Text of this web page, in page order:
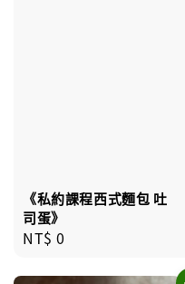
《私約課程西式麵包 吐
司蛋》
Regular
NT$ 0